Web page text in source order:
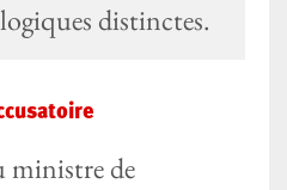
distinctes.
ministre de